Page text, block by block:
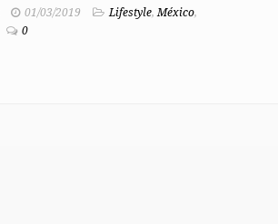
01/03/2019 Lifestyle,México,
0